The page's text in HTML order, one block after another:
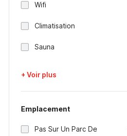
Wifi
Climatisation
Sauna
+ Voir plus
Emplacement
Pas Sur Un Parc De